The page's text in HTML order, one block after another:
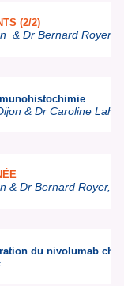
(2/2)
&Dr Bernard Royer,
& Dr Caroline
& Dr Bernard Royer,
du nivolumab